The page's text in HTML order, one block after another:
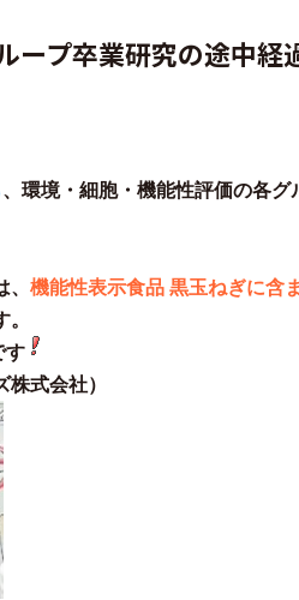
ープ卒業研究の途中経
、環境・細胞・機能性評価の各グ
機能性表示食品 黒玉ねぎに含
す
株式会社）